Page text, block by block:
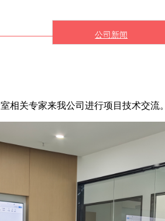
公司新闻
相关专家来我公司进行项目技术交流。